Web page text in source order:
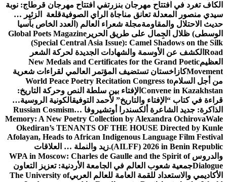
الكاف تغرد في افتتاح مهرجان بنزرتفي افتتاح مهرجان قرطاج: نوبة
سيدي منصور المعدلة تعانق مناجاة الراي الصوفيةقلعة الزئير …
حديث الاحتلال والمقاومةمجلة شعراء العالم (العدد الخاص بآسيا
الوسطى) ظلال الجِمال على طريق الحرير Global Poets Magazine
(Special Central Asia Issue): Camel Shadows on the Silk
Road الكشف عن الأوسمة والشهادات الجديدة لحركة الشعر
العظيمNew Medals and Certificates for the Grand Poetic
Movementكازاخستان تستضيف المؤتمر العالمي لقراءات شعرية
من أجل السلامWorld Peace Poetry Recitation Congress to
Convene in Kazakhstan الإفتاء بين سلطة النص وحركة التاريخ:
قراءة في كتاب “الإفتاء والتاريخ” لأحمد التوفيقالكونية الروسية…
الذاكرة: جديد الشاعرة ألكسندرا أوتشيروفا Russian Cosmism…
Memory: A New Poetry Collection by Alexandra OchirovaWale
Okediran’s TENANTS OF THE HOUSE Directed by Kunle
Afolayan, Heads to African Indigenous Language Film Festival
(AILFF) 2026 in Benin Republic. زيد والنملة … العلاقات
والدروسWPA in Moscow: Charles de Gaulle and the Spirit of
Dialogueجمعية شعوب العالم في الجامعة الأردنية: تعزيز التعاون
الأكاديمي والاستعداد للقمة العامة للعالم العربيThe University of